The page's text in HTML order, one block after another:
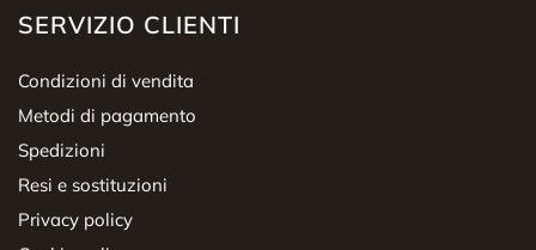
SERVIZIO CLIENTI
Condizioni di vendita
Metodi di pagamento
Spedizioni
Resi e sostituzioni
Privacy policy